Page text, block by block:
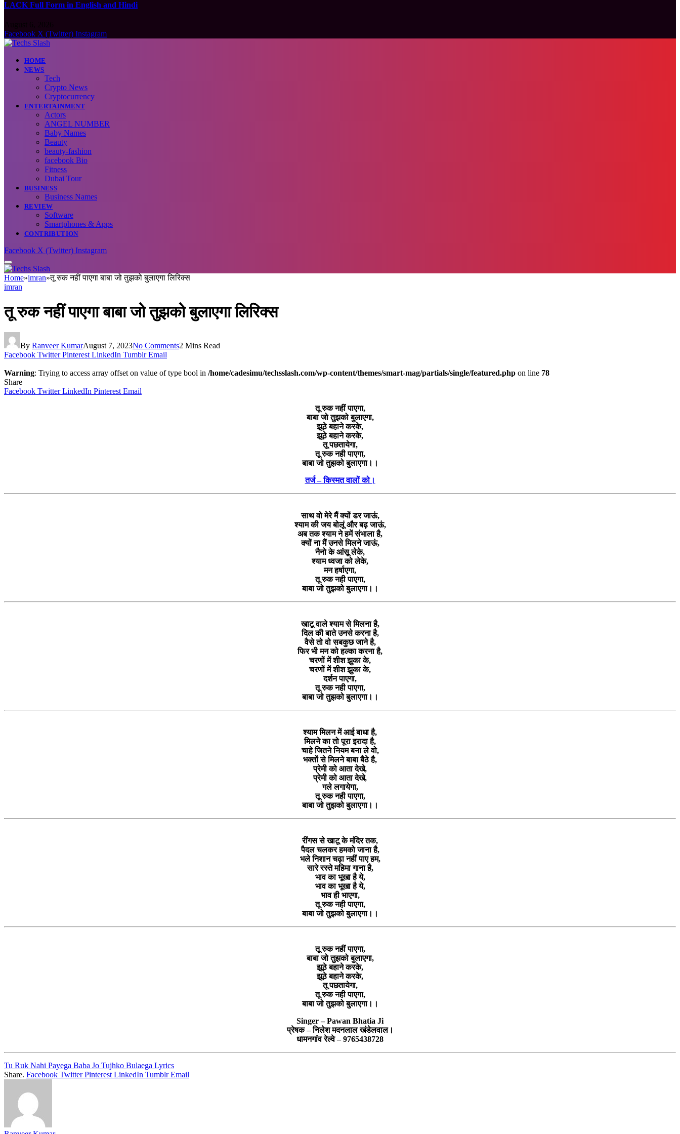
LACK Full Form in English and Hindi
Facebook X (Twitter) Instagram
HOME
NEWS
Tech
Crypto News
Cryptocurrency
ENTERTAINMENT
Actors
ANGEL NUMBER
Baby Names
Beauty
beauty-fashion
facebook Bio
Fitness
Dubai Tour
BUSINESS
Business Names
REVIEW
Software
Smartphones & Apps
CONTRIBUTION
Facebook X (Twitter) Instagram
Home»imran»तू रुक नहीं पाएगा बाबा जो तुझको बुलाएगा लिरिक्स
imran
तू रुक नहीं पाएगा बाबा जो तुझको बुलाएगा लिरिक्स
By Ranveer KumarAugust 7, 2023No Comments2 Mins Read
Facebook Twitter Pinterest LinkedIn Tumblr Email
Warning: Trying to access array offset on value of type bool in /home/cadesimu/techsslash.com/wp-content/themes/smart-mag/partials/single/featured.php on line 78
Share
Facebook Twitter LinkedIn Pinterest Email
तू रुक नहीं पाएगा,
बाबा जो तुझको बुलाएगा,
झूठे बहाने करके,
झूठे बहाने करके,
तू पछतायेगा,
तू रुक नही पाएगा,
बाबा जो तुझको बुलाएगा।।
तर्ज – किस्मत वालों को।
साथ वो मेरे मैं क्यों डर जाऊं,
श्याम की जय बोलूं और बढ़ जाऊं,
अब तक श्याम ने हमें संभाला है,
क्यों ना मैं उनसे मिलने जाऊं,
नैनो के आंसू लेके,
श्याम ध्वजा को लेके,
मन हर्षाएगा,
तू रुक नही पाएगा,
बाबा जो तुझको बुलाएगा।।
खाटू वाले श्याम से मिलना है,
दिल की बाते उनसे करना है,
वैसे तो वो सबकुछ जाने है,
फिर भी मन को हल्का करना है,
चरणों में शीश झुका के,
चरणों में शीश झुका के,
दर्शन पाएगा,
तू रुक नही पाएगा,
बाबा जो तुझको बुलाएगा।।
श्याम मिलन में आई बाधा है,
मिलने का तो पूरा इरादा है,
चाहे जितने नियम बना ले वो,
भक्तों से मिलने बाबा बैठे है,
प्रेमी को आता देखे,
प्रेमी को आता देखे,
गले लगायेगा,
तू रुक नही पाएगा,
बाबा जो तुझको बुलाएगा।।
रींगस से खाटू के मंदिर तक,
पैदल चलकर हमको जाना है,
भले निशान चढ़ा नहीं पाए हम,
सारे रस्ते महिमा गाना है,
भाव का भूखा है ये,
भाव का भूखा है ये,
भाव ही भाएगा,
तू रुक नही पाएगा,
बाबा जो तुझको बुलाएगा।।
तू रुक नहीं पाएगा,
बाबा जो तुझको बुलाएगा,
झूठे बहाने करके,
झूठे बहाने करके,
तू पछतायेगा,
तू रुक नही पाएगा,
बाबा जो तुझको बुलाएगा।।
Singer – Pawan Bhatia Ji
प्रेषक – निलेश मदनलाल खंडेलवाल।
धामनगांव रेल्वे – 9765438728
Tu Ruk Nahi Payega Baba Jo Tujhko Bulaega Lyrics
Share. Facebook Twitter Pinterest LinkedIn Tumblr Email